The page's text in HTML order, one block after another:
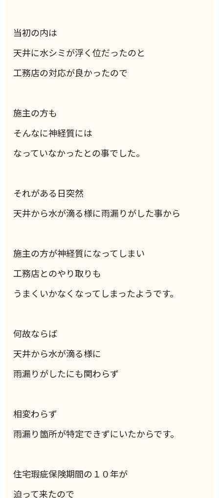
当初の内は
天井に水シミが浮く位だったのと
工務店の対応が良かったので
施主の方も
そんなに神経質には
なっていなかったとの事でした。
それがある日突然
天井から水が滴る様に雨漏りがした事から
施主の方が神経質になってしまい
工務店とのやり取りも
うまくいかなくなってしまったようです。
何故ならば
天井から水が滴る様に
雨漏りがしたにも関わらず
相変わらず
雨漏り箇所が特定できずにいたからです。
住宅瑕疵保険期間の１０年が
迫って来たので